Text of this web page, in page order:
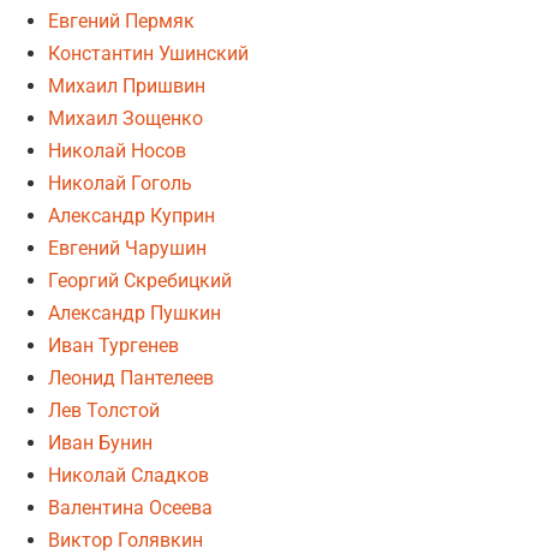
Евгений Пермяк
Константин Ушинский
Михаил Пришвин
Михаил Зощенко
Николай Носов
Николай Гоголь
Александр Куприн
Евгений Чарушин
Георгий Скребицкий
Александр Пушкин
Иван Тургенев
Леонид Пантелеев
Лев Толстой
Иван Бунин
Николай Сладков
Валентина Осеева
Виктор Голявкин